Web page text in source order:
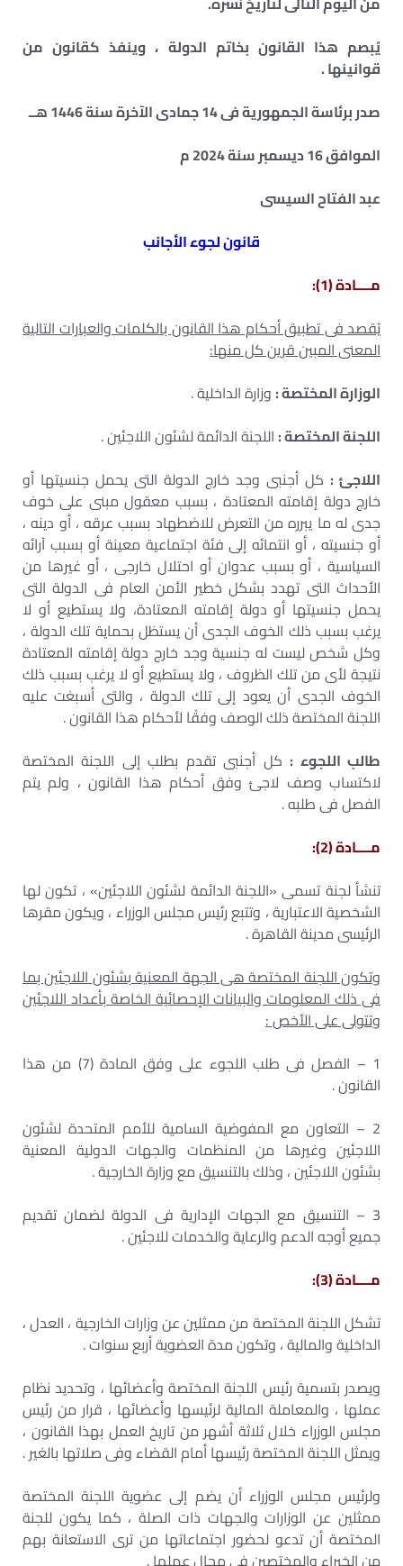
يُبصم هذا القانون بخاتم الدولة ، وينفذ كقانون من
قوانينها .
صدر برئاسة الجمهورية فى 14 جمادى الآخرة سنة 1446 هــ
الموافق 16 ديسمبر سنة 2024 م
عبد الفتاح السيسى
قانون لجوء الأجانب
مــــادة (1):
يُقصد فى تطبيق أحكام هذا القانون بالكلمات والعبارات التالية
المعنى المبين قرين كل منها:
الوزارة المختصة :وزارة الداخلية .
اللجنة المختصة :اللجنة الدائمة لشئون اللاجئين .
اللاجئ : كل أجنبى وجد خارج الدولة التى يحمل جنسيتها أو
خارج دولة إقامته المعتادة ، بسبب معقول مبنى على خوف
جدى له ما يبرره من التعرض للاضطهاد بسبب عرقه ، أو دينه ،
أو جنسيته ، أو انتمائه إلى فئة اجتماعية معينة أو بسبب آرائه
السياسية ، أو بسبب عدوان أو احتلال خارجى ، أو غيرها من
الأحداث التى تهدد بشكل خطير الأمن العام فى الدولة التى
يحمل جنسيتها أو دولة إقامته المعتادة، ولا يستطيع أو لا
يرغب بسبب ذلك الخوف الجدى أن يستظل بحماية تلك الدولة ،
وكل شخص ليست له جنسية وجد خارج دولة إقامته المعتادة
نتيجة لأى من تلك الظروف ، ولا يستطيع أو لا يرغب بسبب ذلك
الخوف الجدى أن يعود إلى تلك الدولة ، والتى أسبغت عليه
اللجنة المختصة ذلك الوصف وفقًا لأحكام هذا القانون .
طالب اللجوء :كل أجنبى تقدم بطلب إلى اللجنة المختصة
لاكتساب وصف لاجئ وفق أحكام هذا القانون ، ولم يتم
الفصل فى طلبه .
مــــادة (2):
تنشأ لجنة تسمى «اللجنة الدائمة لشئون اللاجئين» ، تكون لها
الشخصية الاعتبارية ، وتتبع رئيس مجلس الوزراء ، ويكون مقرها
الرئيسى مدينة القاهرة .
وتكون اللجنة المختصة هى الجهة المعنية بشئون اللاجئين بما
فى ذلك المعلومات والبيانات الإحصائية الخاصة بأعداد اللاجئين
وتتولى على الأخص :
1 – الفصل فى طلب اللجوء على وفق المادة (7) من هذا
القانون .
2 – التعاون مع المفوضية السامية للأمم المتحدة لشئون
اللاجئين وغيرها من المنظمات والجهات الدولية المعنية
بشئون اللاجئين ، وذلك بالتنسيق مع وزارة الخارجية .
3 – التنسيق مع الجهات الإدارية فى الدولة لضمان تقديم
جميع أوجه الدعم والرعاية والخدمات للاجئين .
مــــادة (3):
تشكل اللجنة المختصة من ممثلين عن وزارات الخارجية ، العدل ،
الداخلية والمالية ، وتكون مدة العضوية أربع سنوات .
ويصدر بتسمية رئيس اللجنة المختصة وأعضائها ، وتحديد نظام
عملها ، والمعاملة المالية لرئيسها وأعضائها ، قرار من رئيس
مجلس الوزراء خلال ثلاثة أشهر من تاريخ العمل بهذا القانون ،
ويمثل اللجنة المختصة رئيسها أمام القضاء وفى صلاتها بالغير .
ولرئيس مجلس الوزراء أن يضم إلى عضوية اللجنة المختصة
ممثلين عن الوزارات والجهات ذات الصلة ، كما يكون للجنة
المختصة أن تدعو لحضور اجتماعاتها من ترى الاستعانة بهم
من الخبراء والمختصين فى مجال عملها .